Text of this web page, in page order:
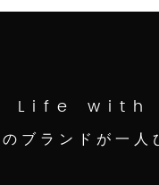
Life with
ブランドが一人